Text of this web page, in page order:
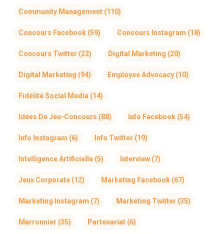
Community Management(110)
Concours Facebook(59) Concours Instagram (18)
Concours Twitter (22) Digital Marketing (20)
Digital Marketing (94) Employee Advocacy(10)
Fidélité Social Media (14)
Idées De Jeu-Concours (88) Info Facebook(54)
Info Instagram (6) Info Twitter (19)
Intelligence Artificielle(5) Interview(7)
Jeux Corporate(12) Marketing Facebook(67)
Marketing Instagram (7) Marketing Twitter (35)
Marronnier (35) Partenariat(6)